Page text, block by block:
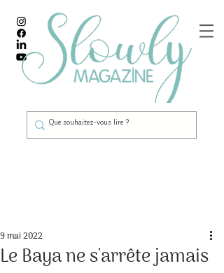
Le Baya ne s'arrête jamais
9 mai 2022